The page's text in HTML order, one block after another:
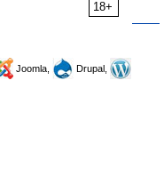
18+
Joomla,
Drupal,